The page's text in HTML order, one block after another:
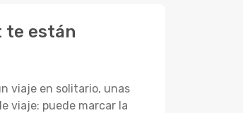
te están
viaje en solitario, unas
viaje: puede marcar la